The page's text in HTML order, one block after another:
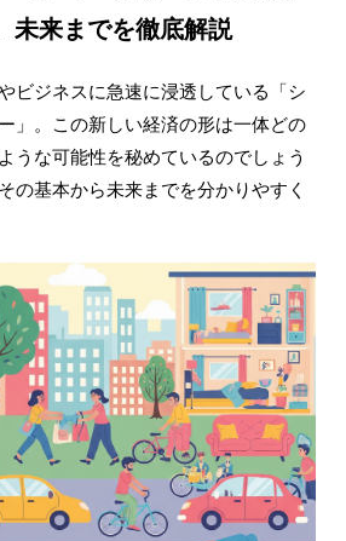
未来までを徹底解説
ビジネスに急速に浸透している「シ
」。この新しい経済の形は一体どの
うな可能性を秘めているのでしょう
の基本から未来までを分かりやすく